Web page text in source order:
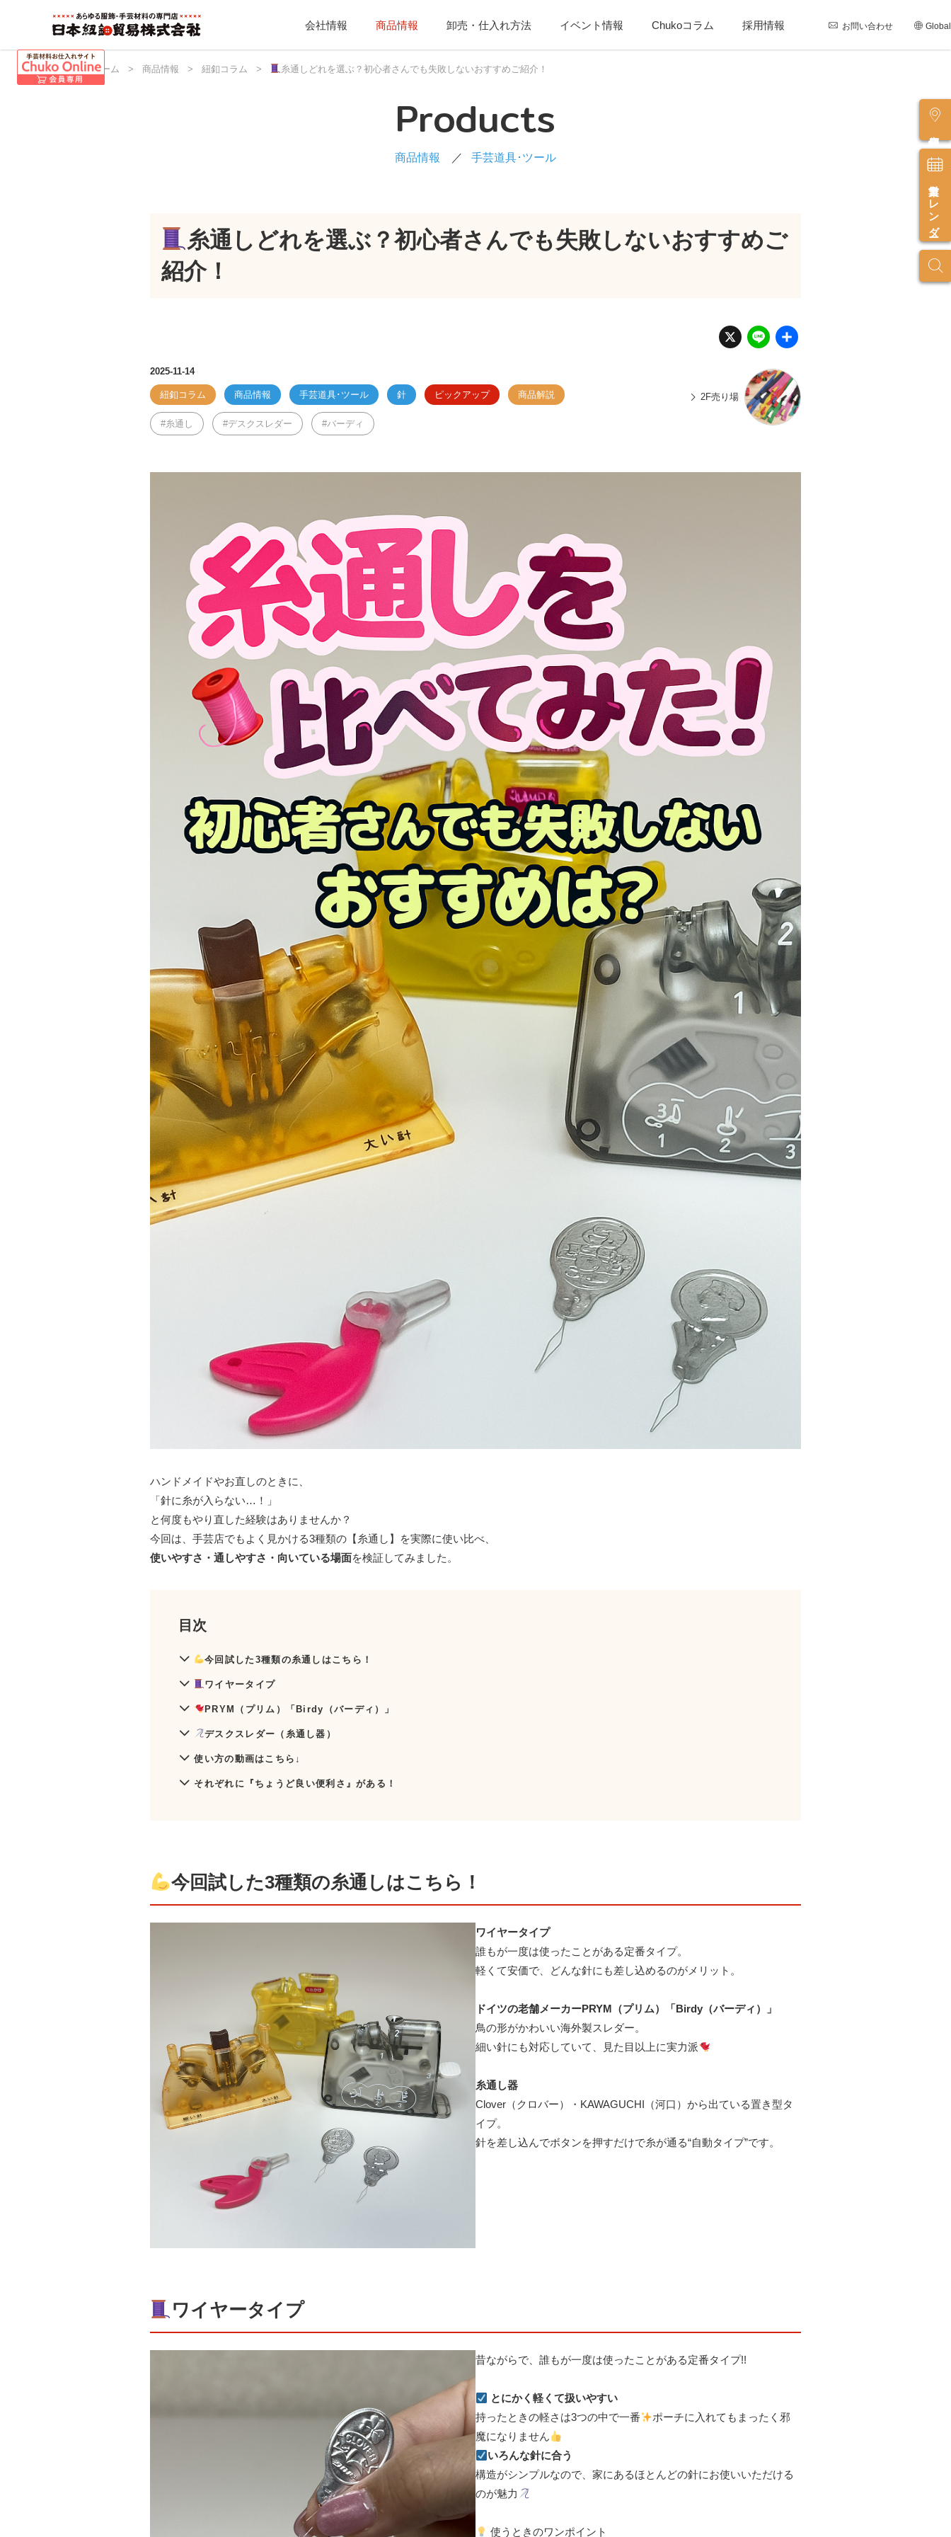
会社情報 商品情報 卸売・仕入れ方法 イベント情報 Chukoコラム 採用情報 お問い合わせ Global
営業カレンダー
日本紐釦 ホーム > 商品情報 > 紐釦コラム > 糸通しどれを選ぶ？初心者さんでも失敗しないおすすめご紹介！
Products
商品情報 手芸道具･ツール
糸通しどれを選ぶ？初心者さんでも失敗しないおすすめご
紹介！
X Li
n
e
2025-11-14
紐釦コラム 商品情報 手芸道具･ツール 針 ピックアップ 商品解説
糸通し デスクスレダー バーディ
2F売り場
ハンドメイドやお直しのときに、
「針に糸が入らない…！」
と何度もやり直した経験はありませんか？
今回は、手芸店でもよく見かける3種類の【糸通し】を実際に使い比べ、
使いやすさ・通しやすさ・向いている場面を検証してみました。
目次
今回試した3種類の糸通しはこちら！
ワイヤータイプ
PRYM（プリム）「Birdy（バーディ）」
デスクスレダー（糸通し器）
使い方の動画はこちら↓
それぞれに『ちょうど良い便利さ』がある！
今回試した3種類の糸通しはこちら！
ワイヤータイプ
誰もが一度は使ったことがある定番タイプ。
軽くて安価で、どんな針にも差し込めるのがメリット。
ドイツの老舗メーカーPRYM（プリム）「Birdy（バーディ）」
鳥の形がかわいい海外製スレダー。
細い針にも対応していて、見た目以上に実力派
糸通し器
Clover（クロバー）・KAWAGUCHI（河口）から出ている置き型タ
イプ。
針を差し込んでボタンを押すだけで糸が通る“自動タイプ”です。
ワイヤータイプ
昔ながらで、誰もが一度は使ったことがある定番タイプ!!
とにかく軽くて扱いやすい
持ったときの軽さは3つの中で一番
ポーチに入れてもまったく邪
魔になりません
いろんな針に合う
構造がシンプルなので、家にあるほとんどの針にお使いいただける
のが魅力
使うときのワンポイント